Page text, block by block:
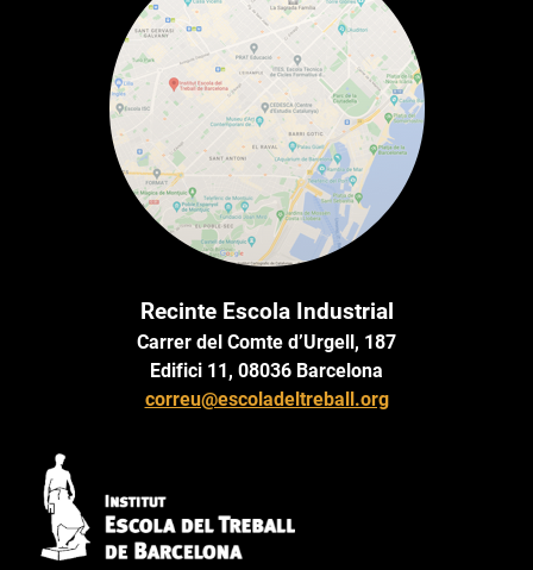
Recinte Escola Industrial
Carrer del Comte d’Urgell, 187
Edifici 11, 08036 Barcelona
correu@escoladeltreball.org